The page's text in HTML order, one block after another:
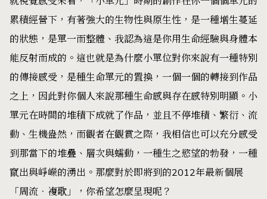
累積經營下，有著強大的生物性與原生性，是一種增生蔓延
的狀態，是單一而整體、我認為這是你用生命經驗與身體本
能反射而成的。這也就是為什麼小單位對你來說有一種特別
的傳接感受，是種生命單元的置換，一個一個的轉接到作品
之上，因此對你個人來說那種生命感與存在感特別明顯。小
單元在時間的堆積下成就了作品，並且不停堆積、繁衍、流
動、生機盎然，而觀者在觀賞之際，我相信也可以充分感受
到那當下的堆疊、層次與蠕動，一種生之慾望的勃發，一種
竄出與崢嶸的湧出。那麼對於即將到的2012年最新個展
「周流．複歌」，你希望怎麼呈現呢？